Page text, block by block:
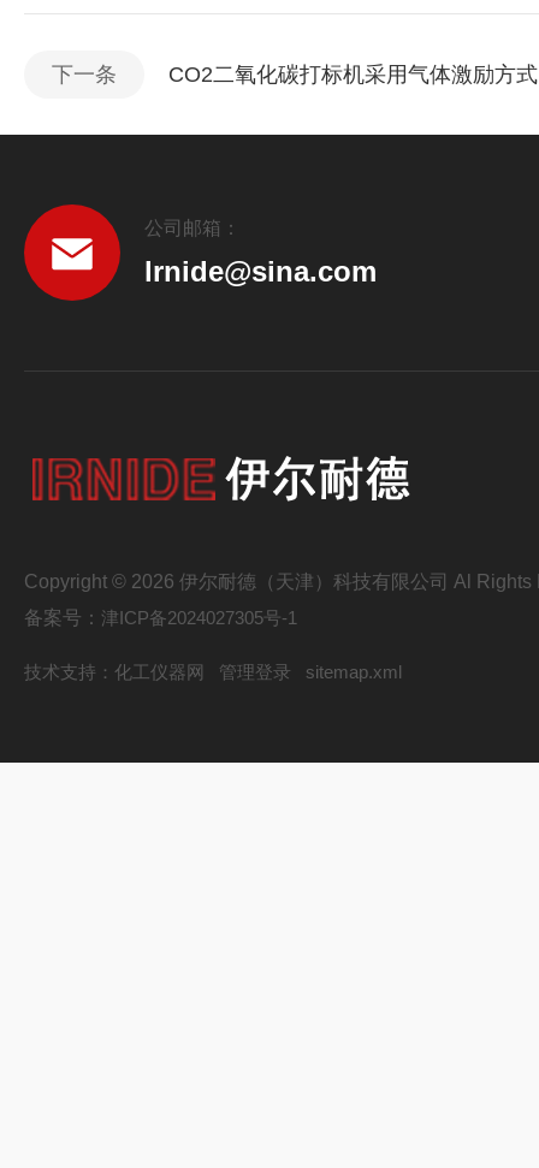
下一条 CO2二氧化碳打标机采用气体激励方
公司邮箱：
lrnide@sina.com
Copyright © 2026 伊尔耐德（天津）科技有限公司 Al Rights
备案号： 津ICP备2024027305号-1
技术支持： 化工仪器网 管理登录 sitemap.xml